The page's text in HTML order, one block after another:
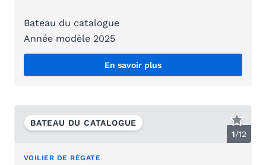
Bateau du catalogue
Année modèle 2025
En savoir plus
1/12
BATEAU DU CATALOGUE
VOILIER DE RÉGATE